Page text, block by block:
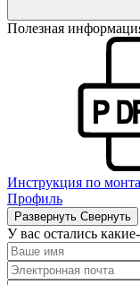
Полезная
Инструкция по
Профиль
Развернуть Свернуть
У вас остались